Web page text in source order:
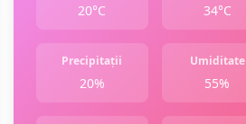
20°C 34°C
Precipitații
20%
Umiditate
55%